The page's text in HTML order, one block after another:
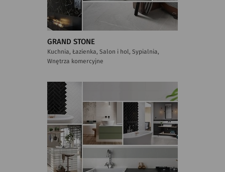
GRAND STONE
Kuchnia, Łazienka, Salon i hol, Sypialnia,
Wnętrza komercyjne